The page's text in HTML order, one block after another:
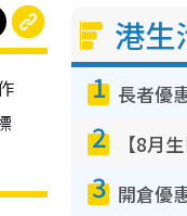
港生
1
2
3